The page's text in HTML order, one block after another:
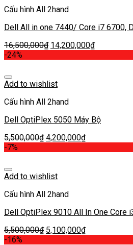
Cấu hình All 2hand
Dell All in one 7440/ Core i7 6700,
16,500,000₫ 14,200,000₫
-24%
Add to wishlist
Cấu hình All 2hand
Dell OptiPlex 5050 Máy Bộ
5,500,000₫ 4,200,000₫
-7%
Add to wishlist
Cấu hình All 2hand
Dell OptiPlex 9010 All In One Core
5,500,000₫ 5,100,000₫
-16%